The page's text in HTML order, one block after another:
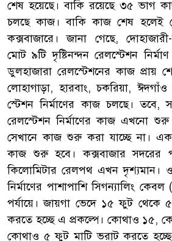
শেষ হয়েছে। বাকি রয়েছে ৩৫ ভাগ
চলছে কাজ। বাকি কাজ শেষ হলেই
কক্সবাজারে। জানা গেছে,
মোট ৯টি দৃষ্টিনন্দন রেলস্টেশন
ডুলহাজারা রেলস্টেশনের কাজ প্রায়
লোহাগাড়া, হারবাং, চকরিয়া,
স্টেশন নির্মাণের কাজ চলছে। তবে,
রেলস্টেশন নির্মাণের কাজ এখনো শুরু
সেখানে কাজ শুরু করা যাচ্ছে না।
কাজ শুরু হবে। কক্সবাজার সদরের
কিলোমিটার রেলপথ এখন দৃশ্যমান।
নির্মাণের পাশাপাশি সিগন্যালিং
পর্যায়ে। জায়গা ভেদে ১৫ ফুট থেকে
করতে হচ্ছে এ প্রকল্পে। কোথাও ১৫,
কোথাও ৫ ফুট মাটি ভরাট করতে